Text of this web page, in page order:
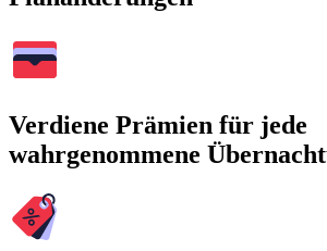
Verdiene Prämien für jede
wahrgenommene